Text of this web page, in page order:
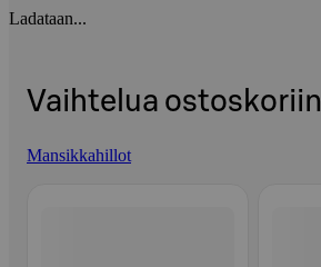
Ladataan...
Vaihtelua ostoskoriin
Mansikkahillot